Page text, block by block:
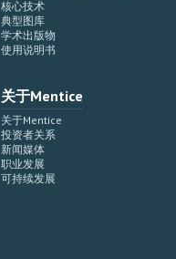
核心技术
典型图库
学术出版物
使用说明书
关于Mentice
关于Mentice
投资者关系
新闻媒体
职业发展
可持续发展